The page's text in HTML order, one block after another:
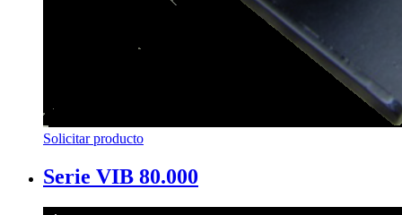
Solicitar producto
Serie VIB 80.000